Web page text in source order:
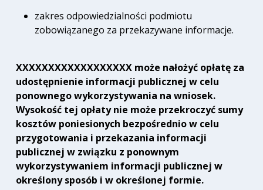
zakres odpowiedzialności podmiotu
zobowiązanego za przekazywane informacje.
XXXXXXXXXXXXXXXXXX może nałożyć opłatę za
udostępnienie informacji publicznej w celu
ponownego wykorzystywania na wniosek.
Wysokość tej opłaty nie może przekroczyć sumy
kosztów poniesionych bezpośrednio w celu
przygotowania i przekazania informacji
publicznej w związku z ponownym
wykorzystywaniem informacji publicznej w
określony sposób i w określonej formie.